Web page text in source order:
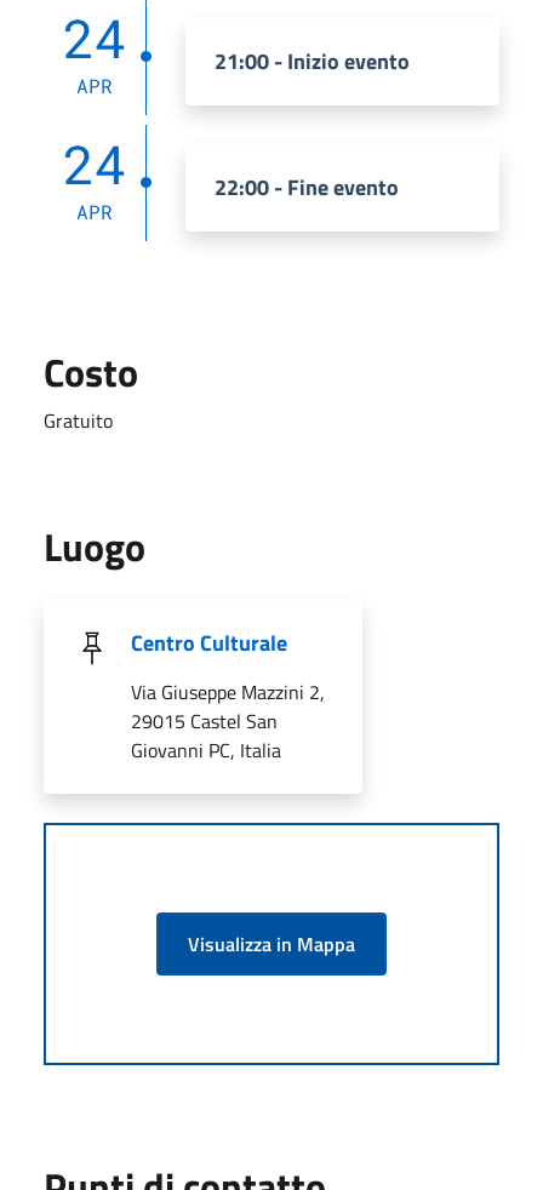
24
APR
21:00 - Inizio evento
24
APR
22:00 - Fine evento
Costo
Gratuito
Luogo
Centro Culturale
Via Giuseppe Mazzini 2,
29015 Castel San
Giovanni PC, Italia
Visualizza in Mappa